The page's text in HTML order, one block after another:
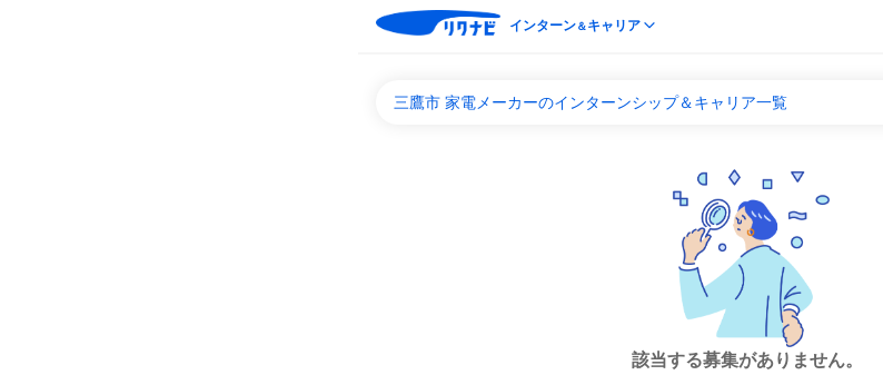
インターン＆キャリア
三鷹市 家電メーカーのインターンシップ＆キャリア一覧
該当する募集がありません。